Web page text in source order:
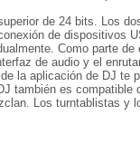
de 24 bits. Los
de dispositivos
Como parte
de audio y el
la aplicación de DJ
es
Los turntablistas